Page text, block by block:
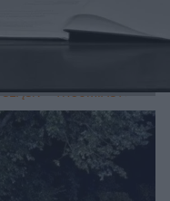
ŚLĄSK TRÓJMIASTO